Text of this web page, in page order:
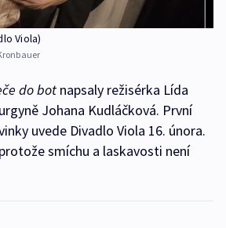
Viola)
do bot napsaly režisérka Lída
Johana Kudláčková. První
uvede Divadlo Viola 16. února.
smíchu a laskavosti není